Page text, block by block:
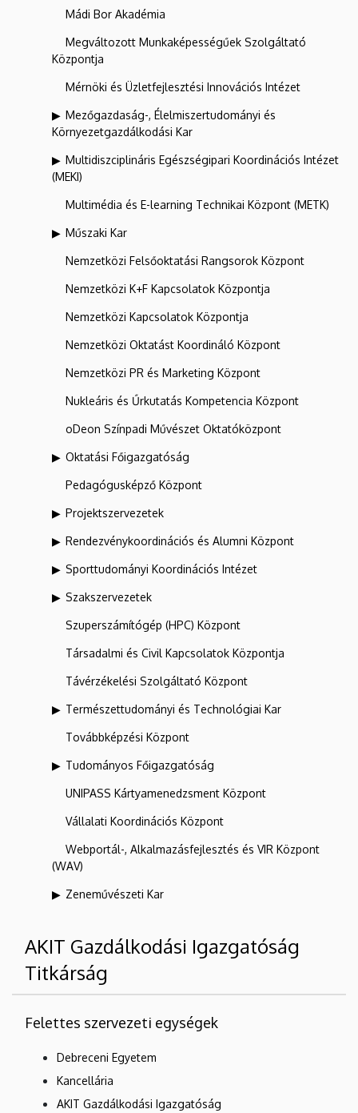
Mádi Bor Akadémia
Megváltozott Munkaképességűek Szolgáltató
Központja
Mérnöki és Üzletfejlesztési Innovációs Intézet
Mezőgazdaság-, Élelmiszertudományi és
Környezetgazdálkodási Kar
Multidiszciplináris Egészségipari Koordinációs Intézet
(MEKI)
Multimédia és E-learning Technikai Központ (METK)
Műszaki Kar
Nemzetközi Felsőoktatási Rangsorok Központ
Nemzetközi K+F Kapcsolatok Központja
Nemzetközi Kapcsolatok Központja
Nemzetközi Oktatást Koordináló Központ
Nemzetközi PR és Marketing Központ
Nukleáris és Űrkutatás Kompetencia Központ
oDeon Színpadi Művészet Oktatóközpont
Oktatási Főigazgatóság
Pedagógusképző Központ
Projektszervezetek
Rendezvénykoordinációs és Alumni Központ
Sporttudományi Koordinációs Intézet
Szakszervezetek
Szuperszámítógép (HPC) Központ
Társadalmi és Civil Kapcsolatok Központja
Távérzékelési Szolgáltató Központ
Természettudományi és Technológiai Kar
Továbbképzési Központ
Tudományos Főigazgatóság
UNIPASS Kártyamenedzsment Központ
Vállalati Koordinációs Központ
Webportál-, Alkalmazásfejlesztés és VIR Központ
(WAV)
Zeneművészeti Kar
AKIT Gazdálkodási Igazgatóság
Titkárság
Felettes szervezeti egységek
Debreceni Egyetem
Kancellária
AKIT Gazdálkodási Igazgatóság